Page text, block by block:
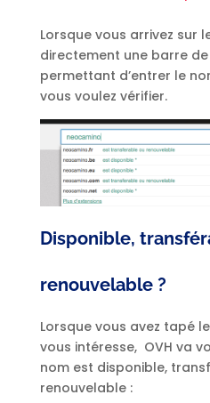
Lorsque vous arrivez sur
directement une barre
permettant d’entrer le
vous voulez vérifier.
Disponible,
renouvelable ?
Lorsque vous avez tapé
vous intéresse, OVH va
nom est disponible,
renouvelable :